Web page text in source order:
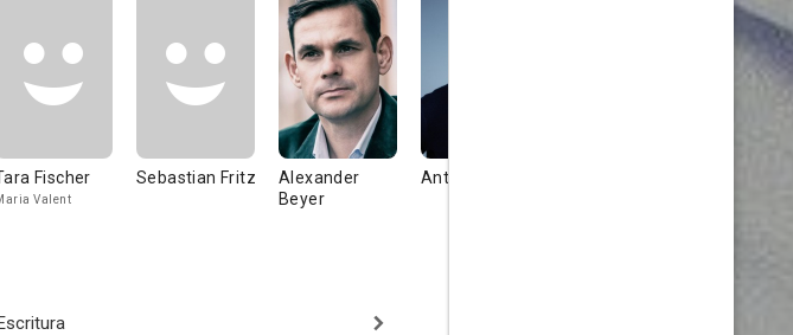
Fischer
Valent
Sebastian Fritz
Alexander
Beyer
Anton Weil